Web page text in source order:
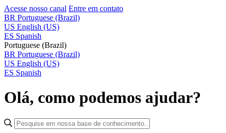
Acesse nosso canal Entre em contato
BR Portuguese (Brazil)
US English (US)
ES Spanish
Portuguese (Brazil)
BR Portuguese (Brazil)
US English (US)
ES Spanish
Olá, como podemos ajudar?